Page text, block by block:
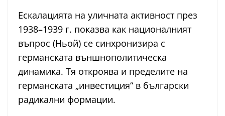
Ескалацията на уличната активност през
1938–1939 г. показва как националният
въпрос (Ньой) се синхронизира с
германската външнополитическа
динамика. Тя откроява и пределите на
германската „инвестиция“ в български
радикални формации.